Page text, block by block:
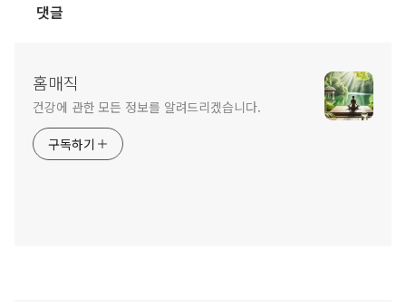
댓글
홈매직
건강에 관한 모든 정보를 알려드리겠습니다.
구독하기